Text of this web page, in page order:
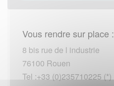
Vous rendre sur place :
8 bis rue de l industrie
76100 Rouen
Tel :+33 (0)235710225 (*)